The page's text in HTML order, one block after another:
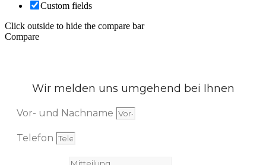
Custom fields
Click outside to hide the compare bar
Compare
Wir melden uns umgehend bei Ihnen
Vor- und Nachname
Telefon